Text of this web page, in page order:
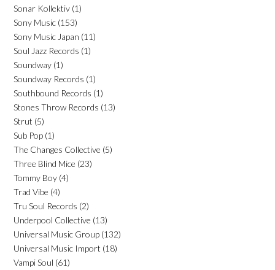
Sonar Kollektiv (1)
Sony Music (153)
Sony Music Japan (11)
Soul Jazz Records (1)
Soundway (1)
Soundway Records (1)
Southbound Records (1)
Stones Throw Records (13)
Strut (5)
Sub Pop (1)
The Changes Collective (5)
Three Blind Mice (23)
Tommy Boy (4)
Trad Vibe (4)
Tru Soul Records (2)
Underpool Collective (13)
Universal Music Group (132)
Universal Music Import (18)
Vampi Soul (61)